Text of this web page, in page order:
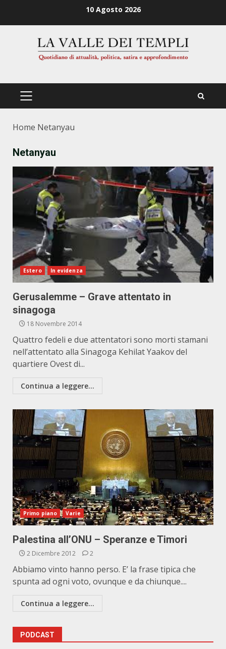
10 Agosto 2026
PRIMÄRES
Home Netanyau
Netanyau
Estero In evidenza
Gerusalemme – Grave attentato in
sinagoga
18 Novembre 2014
Quattro fedeli e due attentatori sono morti stamani
nell’attentato alla Sinagoga Kehilat Yaakov del
quartiere Ovest di...
Continua a leggere...
Primo piano Varie
Palestina all’ONU – Speranze e Timori
2 Dicembre 2012 2
Abbiamo vinto hanno perso. E’ la frase tipica che
spunta ad ogni voto, ovunque e da chiunque....
Continua a leggere...
PODCAST